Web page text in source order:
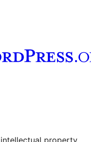
Tumblra
property